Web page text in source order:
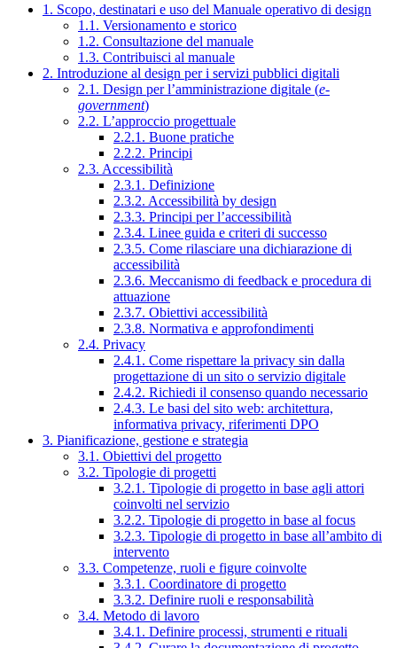
1. Scopo, destinatari e uso del Manuale operativo di design
1.1. Versionamento e storico
1.2. Consultazione del manuale
1.3. Contribuisci al manuale
2. Introduzione al design per i servizi pubblici digitali
2.1. Design per l’amministrazione digitale (e-
government)
2.2. L’approccio progettuale
2.2.1. Buone pratiche
2.2.2. Principi
2.3. Accessibilità
2.3.1. Definizione
2.3.2. Accessibilità by design
2.3.3. Principi per l’accessibilità
2.3.4. Linee guida e criteri di successo
2.3.5. Come rilasciare una dichiarazione di
accessibilità
2.3.6. Meccanismo di feedback e procedura di
attuazione
2.3.7. Obiettivi accessibilità
2.3.8. Normativa e approfondimenti
2.4. Privacy
2.4.1. Come rispettare la privacy sin dalla
progettazione di un sito o servizio digitale
2.4.2. Richiedi il consenso quando necessario
2.4.3. Le basi del sito web: architettura,
informativa privacy, riferimenti DPO
3. Pianificazione, gestione e strategia
3.1. Obiettivi del progetto
3.2. Tipologie di progetti
3.2.1. Tipologie di progetto in base agli attori
coinvolti nel servizio
3.2.2. Tipologie di progetto in base al focus
3.2.3. Tipologie di progetto in base all’ambito di
intervento
3.3. Competenze, ruoli e figure coinvolte
3.3.1. Coordinatore di progetto
3.3.2. Definire ruoli e responsabilità
3.4. Metodo di lavoro
3.4.1. Definire processi, strumenti e rituali